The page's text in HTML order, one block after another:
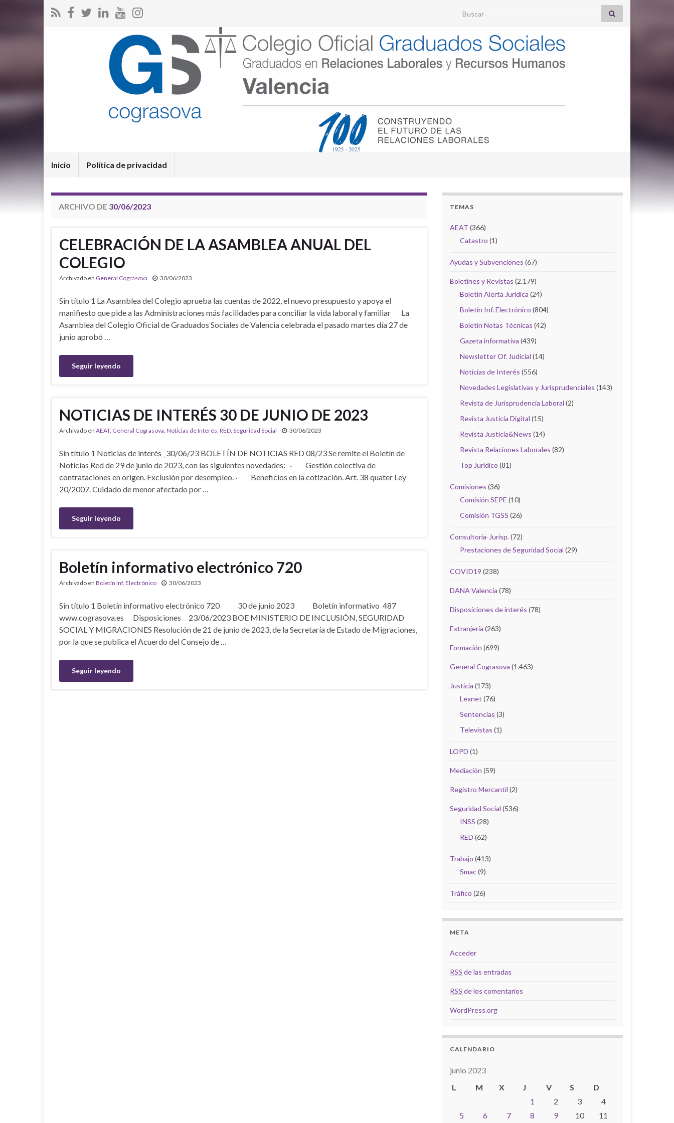
Search for:
Inicio Política de privacidad
ARCHIVO DE 30/06/2023
CELEBRACIÓN DE LA ASAMBLEA ANUAL DEL
COLEGIO
Archivado en General Cograsova 30/06/2023
Sin título 1 La Asamblea del Colegio aprueba las cuentas de 2022, el nuevo presupuesto y apoya el
manifiesto que pide a las Administraciones más facilidades para conciliar la vida laboral y familiar La
Asamblea del Colegio Oficial de Graduados Sociales de Valencia celebrada el pasado martes día 27 de
junio aprobó …
Seguir leyendo
NOTICIAS DE INTERÉS 30 DE JUNIO DE 2023
Archivado en AEAT, General Cograsova, Noticias de Interés, RED, Seguridad Social 30/06/2023
Sin título 1 Noticias de interés _30/06/23 BOLETÍN DE NOTICIAS RED 08/23 Se remite el Boletín de
Noticias Red de 29 de junio de 2023, con las siguientes novedades: · Gestión colectiva de
contrataciones en origen. Exclusión por desempleo. · Beneficios en la cotización. Art. 38 quater Ley
20/2007. Cuidado de menor afectado por …
Seguir leyendo
Boletín informativo electrónico 720
Archivado en Boletín Inf. Electrónico 30/06/2023
Sin título 1 Boletín informativo electrónico 720 30 de junio 2023 Boletín informativo 487
www.cograsova.es Disposiciones 23/06/2023 BOE MINISTERIO DE INCLUSIÓN, SEGURIDAD
SOCIAL Y MIGRACIONES Resolución de 21 de junio de 2023, de la Secretaría de Estado de Migraciones,
por la que se publica el Acuerdo del Consejo de …
Seguir leyendo
TEMAS
AEAT (366)
Catastro (1)
Ayudas y Subvenciones (67)
Boletines y Revistas (2.179)
Boletín Alerta Jurídica (24)
Boletín Inf. Electrónico (804)
Boletín Notas Técnicas (42)
Gazeta informativa (439)
Newsletter Of. Judicial (14)
Noticias de Interés (556)
Novedades Legislativas y Jurisprudenciales (143)
Revista de Jurisprudencia Laboral (2)
Revista Justicia Digital (15)
Revista Justicia&News (14)
Revista Relaciones Laborales (82)
Top Jurídico (81)
Comisiones (36)
Comisión SEPE (10)
Comisión TGSS (26)
Consultoría-Jurisp.(72)
Prestaciones de Seguridad Social (29)
COVID19 (238)
DANA Valencia (78)
Disposiciones de interés (78)
Extranjería (263)
Formación (699)
General Cograsova (1.463)
Justicia (173)
Lexnet (76)
Sentencias (3)
Televistas (1)
LOPD (1)
Mediación (59)
Registro Mercantil (2)
Seguridad Social (536)
INSS (28)
RED (62)
Trabajo (413)
Smac(9)
Tráfico (26)
META
Acceder
RSS de las entradas
RSS de los comentarios
WordPress.org
CALENDARIO
junio 2023
L
M X J V S
D
1
2 3
4
5
6 7 8 9 10 11